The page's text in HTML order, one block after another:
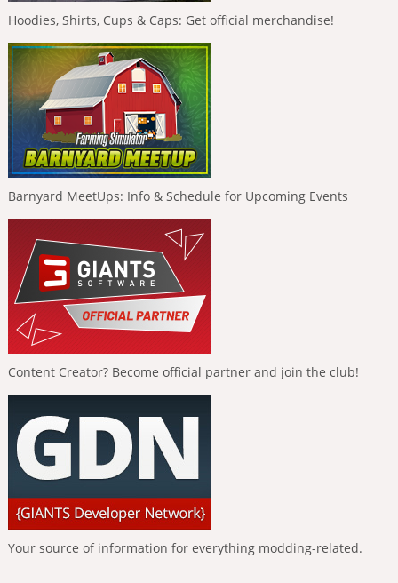
Hoodies, Shirts, Cups & Caps: Get official merchandise!
Barnyard MeetUps: Info & Schedule for Upcoming Events
Content Creator? Become official partner and join the club!
Your source of information for everything modding-related.